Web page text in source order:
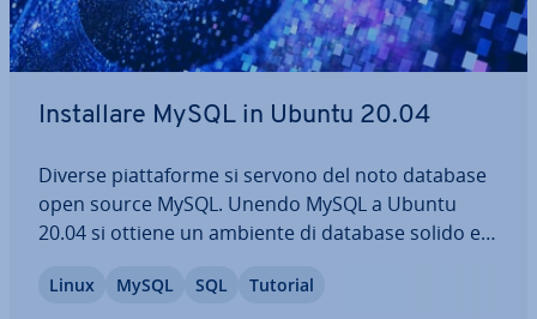
In­stal­la­re MySQL in Ubuntu 20.04
Diverse piat­ta­for­me si servono del noto database
open source MySQL. Unendo MySQL a Ubuntu
20.04 si ottiene un ambiente di database solido e
ap­pli­ca­zio­ni aziendali. Il presente tutorial illustra
Linux MySQL SQL Tutorial